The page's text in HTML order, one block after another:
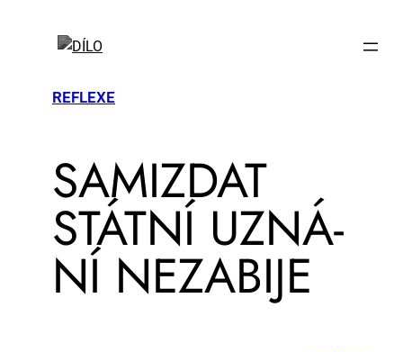
REFLEXE
SA­MIZDAT
STÁT­NÍ UZNÁ­
NÍ NE­ZA­BI­JE